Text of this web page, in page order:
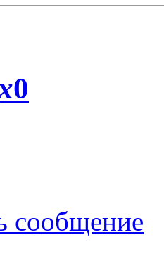
0
сообщение